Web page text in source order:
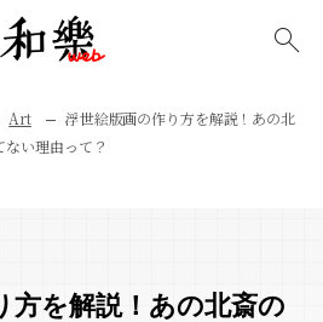
Art
浮世絵版画の作り方を解説！あの北
い理由って？
方を解説！あの北斎の